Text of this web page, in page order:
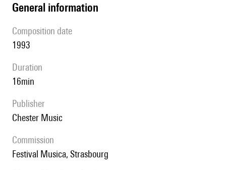
general information
composition date
1993
duration
16min
publisher
Chester Music
Commission
Festival Musica, Strasbourg